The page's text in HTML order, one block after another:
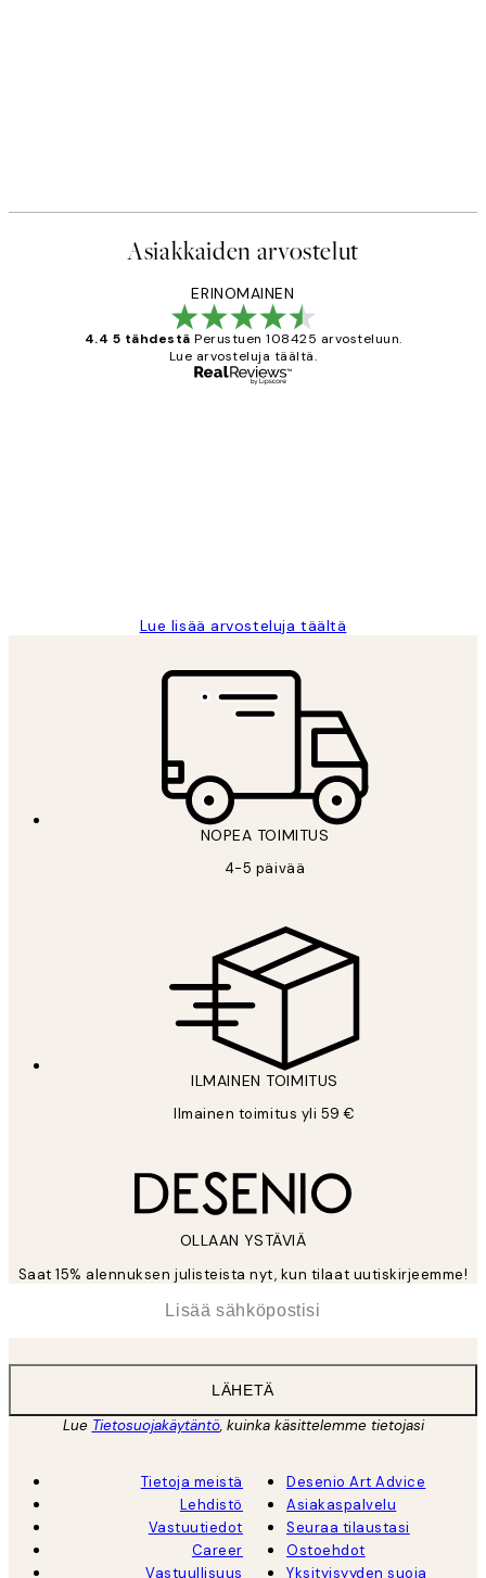
Asiakkaiden arvostelut
ERINOMAINEN
4.4 5 tähdestä Perustuen 108425 arvosteluun.
Lue arvosteluja täältä.
Lue lisää arvosteluja täältä
NOPEA TOIMITUS
4-5 päivää
ILMAINEN TOIMITUS
Ilmainen toimitus yli 59 €
OLLAAN YSTÄVIÄ
Saat 15% alennuksen julisteista nyt, kun tilaat uutiskirjeemme!
LÄHETÄ
Lue Tietosuojakäytäntö, kuinka käsittelemme tietojasi
Tietoja meistä
Lehdistö
Vastuutiedot
Career
Vastuullisuus
Desenio Art Advice
Asiakaspalvelu
Seuraa tilaustasi
Ostoehdot
Yksityisyyden suoja